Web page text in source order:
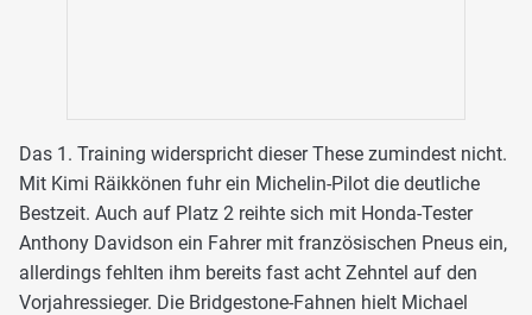
Das 1. Training widerspricht dieser These zumindest nicht.
Mit Kimi Räikkönen fuhr ein Michelin-Pilot die deutliche
Bestzeit. Auch auf Platz 2 reihte sich mit Honda-Tester
Anthony Davidson ein Fahrer mit französischen Pneus ein,
allerdings fehlten ihm bereits fast acht Zehntel auf den
Vorjahressieger. Die Bridgestone-Fahnen hielt Michael